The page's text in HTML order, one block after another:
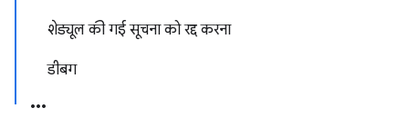
शेड्यूल की गई सूचना को रद्द करना
डीबग